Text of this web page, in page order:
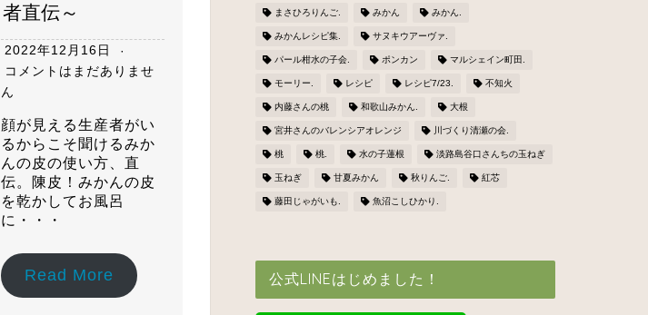
者直伝～
2022年12月16日
コメントはまだありませ
ん
顔が見える生産者がい
るからこそ聞けるみか
んの皮の使い方、直
伝。陳皮！みかんの皮
を乾かしてお風呂
に・・・
Read More
まさひろりんご. みかん みかん.
みかんレシピ集. サヌキウアーヴァ.
パール柑水の子会. ポンカン マルシェイン町田.
モーリー. レシピ レシピ7/23. 不知火
内藤さんの桃 和歌山みかん. 大根
宮井さんのバレンシアオレンジ 川づくり清瀬の会.
桃 桃. 水の子蓮根 淡路島谷口さんちの玉ねぎ
玉ねぎ 甘夏みかん 秋りんご. 紅芯
藤田じゃがいも. 魚沼こしひかり.
公式LINEはじめました！